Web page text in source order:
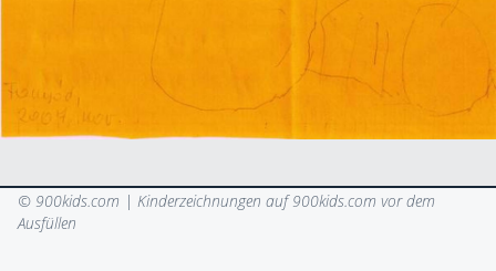
© 900kids.com | Kinderzeichnungen auf 900kids.com vor dem
Ausfüllen